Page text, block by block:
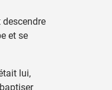
descendre
et se
lui,